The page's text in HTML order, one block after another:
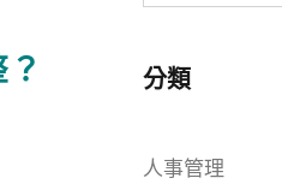
分類
人事管理